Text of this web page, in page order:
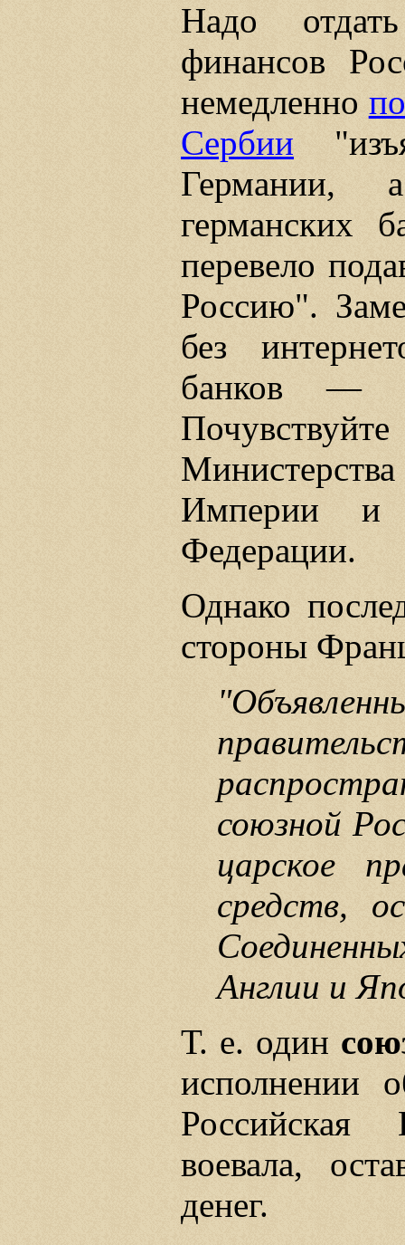
Надо
финансов
немедленно
Сербии
Германии,
германских
перевело
Россию".
без
банков —
Империи и
Федерации.
Однако
стороны
союзной
царское
средств,
Англии и
Т. е. один
исполнении
воевала,
денег.